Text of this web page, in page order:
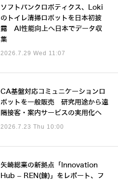
ソフトバンクロボティクス、Loki
のトイレ清掃ロボットを日本初披
露 AI性能向上へ日本でデータ収
集
2026.7.29 Wed 11:07
CA基盤対応コミュニケーションロ
ボットを一般販売 研究用途から遠
隔接客・案内サービスの実用化へ
2026.7.23 Thu 10:00
矢崎総業の新拠点「Innovation
Hub – REN(錬)」をレポート、フ